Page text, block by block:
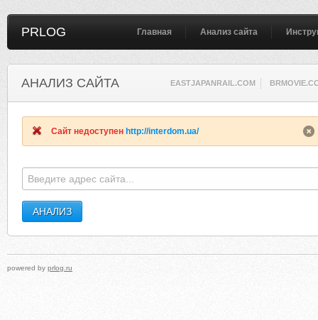
PRLOG Главная Анализ сайта
АНАЛИЗ САЙТА EASTJAPANRAIL.COM
Сайт недоступен http://interdom.ua/
powered by prlog.ru